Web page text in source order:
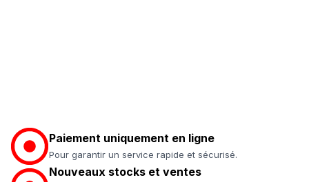
Paiement uniquement en ligne
Pour garantir un service rapide et sécurisé.
Nouveaux stocks et ventes